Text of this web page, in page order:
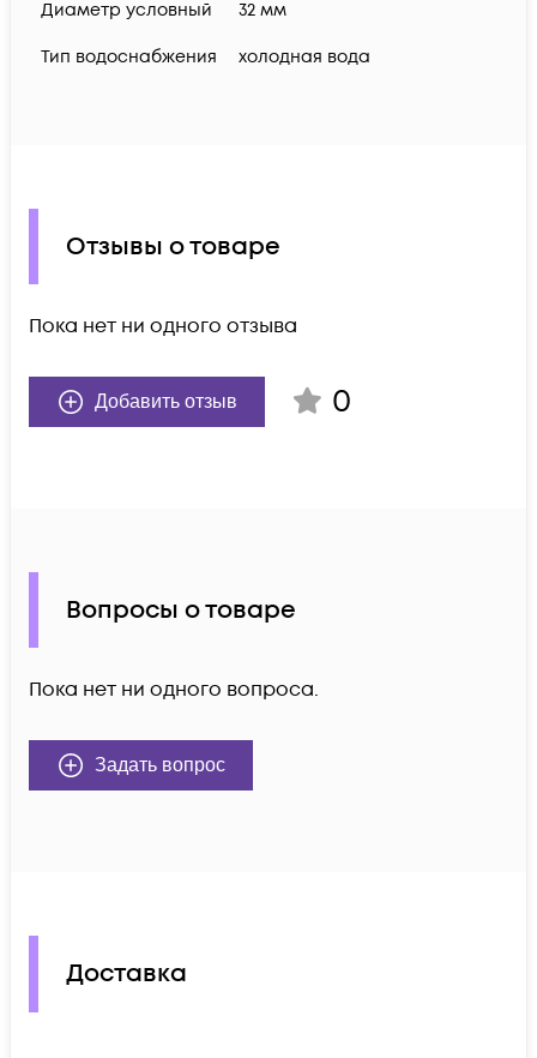
Диаметр условный
32 мм
Тип водоснабжения холодная вода
Отзывы о товаре
Пока нет ни одного отзыва
Добавить отзыв 0
Вопросы о товаре
Пока нет ни одного вопроса.
Задать вопрос
Доставка